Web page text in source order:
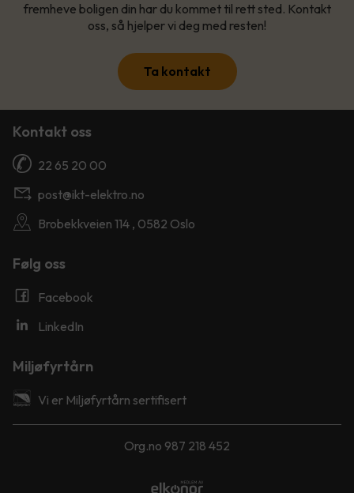
fremheve boligen din har du kommet til rett sted. Kontakt
oss, så hjelper vi deg med resten!
Ta kontakt
Kontakt oss
22 65 20 00
post@ikt-elektro.no
Brobekkveien 114 , 0582 Oslo
Følg oss
Facebook
LinkedIn
Miljøfyrtårn
Vi er Miljøfyrtårn sertifisert
Org.no 987 218 452